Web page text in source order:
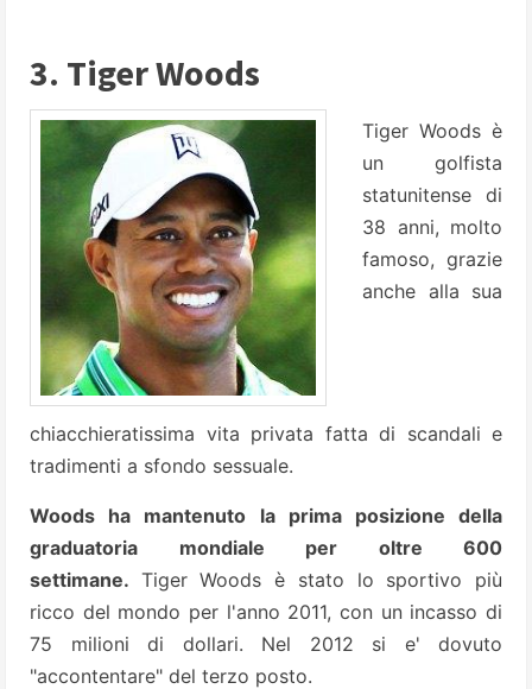
3. Tiger Woods
Tiger Woods è
un golfista
statunitense di
38 anni, molto
famoso, grazie
anche alla sua
chiacchieratissima vita privata fatta di scandali e
tradimenti a sfondo sessuale.
Woods ha mantenuto la prima posizione della
graduatoria mondiale per oltre 600
settimane. Tiger Woods è stato lo sportivo più
ricco del mondo per l'anno 2011, con un incasso di
75 milioni di dollari. Nel 2012 si e' dovuto
"accontentare" del terzo posto.